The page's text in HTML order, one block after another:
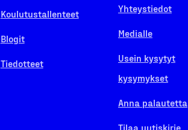
Koulutustallenteet
Blogit
Tiedotteet
Yhteystiedot
Medialle
Usein kysytyt
kysymykset
Anna palautetta
Tilaa uutiskirje